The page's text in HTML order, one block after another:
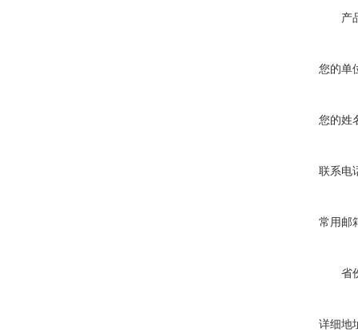
产
您的单
您的姓
联系电
常用邮
省
详细地